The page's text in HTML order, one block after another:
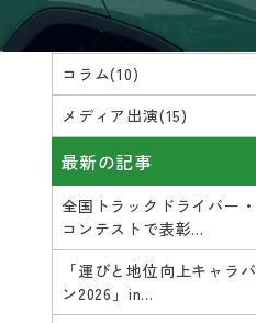
お知らせ(16)
コラム(10)
メディア出演(15)
最新の記事
全国トラックドライバー・
コンテストで表彰...
「運びと地位向上キャラバ
ン2026」in...